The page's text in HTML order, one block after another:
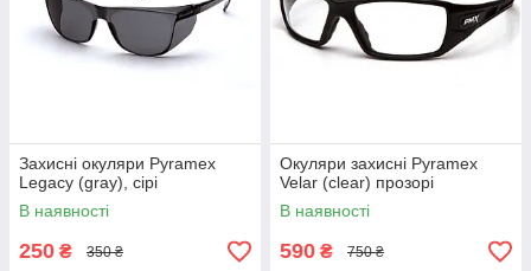
Захисні окуляри Pyramex
Legacy (gray), сірі
В наявності
250 ₴ 350 ₴
Окуляри захисні Pyramex
Velar (clear) прозорі
В наявності
590 ₴ 750 ₴